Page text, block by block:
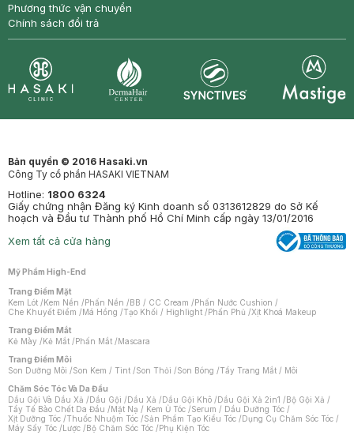
Phương thức vận chuyển
Chính sách đổi trả
Bản quyền © 2016 Hasaki.vn
Công Ty cổ phần HASAKI VIETNAM
Hotline: 1800 6324
Giấy chứng nhận Đăng ký Kinh doanh số 0313612829 do Sở Kế
hoạch và Đầu tư Thành phố Hồ Chí Minh cấp ngày 13/01/2016
Xem tất cả cửa hàng
Mỹ Phẩm High-End
Trang Điểm Mặt
Kem Lót /Kem Nền /Phấn Nền /BB / CC Cream /Phấn Nước Cushion /
Che Khuyết Điểm /Má Hồng /Tạo Khối / Highlight /Phấn Phủ /Xịt Khoá Makeup
Trang Điểm Mắt
Kẻ Mày /Kẻ Mắt /Phấn Mắt /Mascara
Trang Điểm Môi
Son Dưỡng Môi /Son Kem / Tint /Son Thỏi /Son Bóng /Tẩy Trang Mắt / Môi
Chăm Sóc Tóc Và Da Đầu
Dầu Gội Và Dầu Xả /Dầu Gội /Dầu Xả /Dầu Gội Khô /Dầu Gội Xả 2in1 /Bộ Gội Xả /
Tẩy Tế Bào Chết Da Đầu /Mặt Nạ / Kem Ủ Tóc /Serum / Dầu Dưỡng Tóc /
Xịt Dưỡng Tóc /Thuốc Nhuộm Tóc /Sản Phẩm Tạo Kiểu Tóc /Dụng Cụ Chăm Sóc Tóc /
Máy Sấy Tóc /Lược /Bộ Chăm Sóc Tóc /Phụ Kiện Tóc